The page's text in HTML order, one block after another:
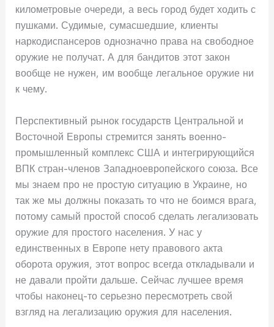
километровые очереди, а весь город будет ходить с
пушками. Судимые, сумасшедшие, клиенты
наркодиспансеров однозначно права на свободное
оружие не получат. А для бандитов этот закон
вообще не нужен, им вообще легальное оружие ни
к чему.
Перспективный рынок государств Центральной и
Восточной Европы стремится занять военно-
промышленный комплекс США и интегрирующийся
ВПК стран-членов Западноевропейского союза. Все
мы знаем про не простую ситуацию в Украине, но
так же мы должны показать то что не боимся врага,
потому самый простой способ сделать легализовать
оружие для простого населения. У нас у
единственных в Европе нету правового акта
оборота оружия, этот вопрос всегда откладывали и
не давали пройти дальше. Сейчас лучшее время
чтобы наконец-то серьезно пересмотреть свой
взгляд на легализацию оружия для населения.